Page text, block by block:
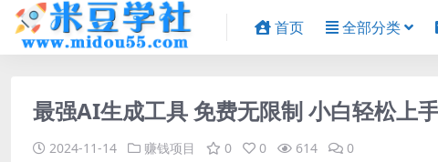
首页 全部分类
最强AI生成工具 免费无限制 小白轻松上
2024-11-14 赚钱项目 0 0 614 0